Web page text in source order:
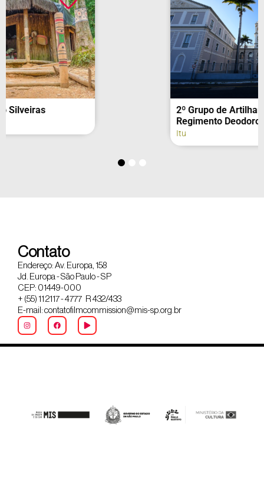
2º Grupo de Artilharia de Campanha –
Itu
Contato
Endereço: Av. Europa, 158
Jd. Europa - São Paulo - SP
CEP: 01449-000
+ (55) 11 2117 - 4777 R 432/433
E-mail: contatofilmcommission@mis-sp.org.br